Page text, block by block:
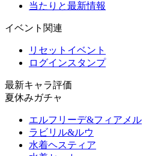
当たりと最新情報
イベント関連
リセットイベント
ログインスタンプ
最新キャラ評価
夏休みガチャ
エルフリーデ&フィアメル
ラビリル&ルウ
水着ヘスティア